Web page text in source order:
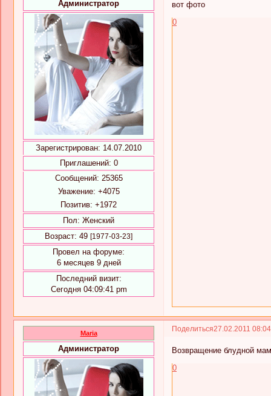
Администратор
Зарегистрирован: 14.07.2010
Приглашений: 0
Сообщений: 25365
Уважение: +4075
Позитив: +1972
Пол: Женский
Возраст: 49 [1977-03-23]
Провел на форуме:
6 месяцев 9 дней
Последний визит:
Сегодня 04:09:41 pm
вот фото
0
Поделиться27.02.2011
Maria
Администратор
Возвращение блудной
0